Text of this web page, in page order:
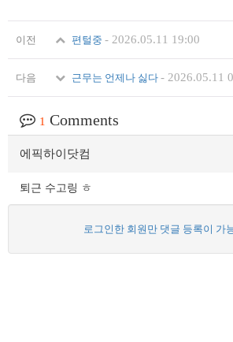
이전 편털중 - 2026.05.11 19:00
다음 근무는 언제나 싫다 - 2026.05.11
1 Comments
에픽하이닷컴
퇴근 수고링 ㅎ
로그인한 회원만 댓글 등록이 가